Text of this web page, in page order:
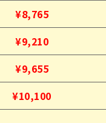
¥8,765
¥9,210
¥9,655
¥10,100